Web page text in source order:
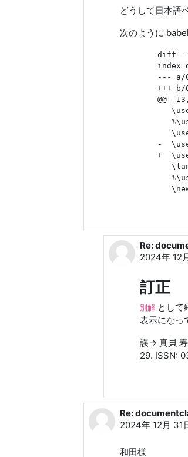
どうして日本語
次のように
diff
index
---
+++
@@ -
-
+
和田 勇 へ
Re:
2024年 12
訂正
別解として
表示になっ
誤→ 真貝 寿
29. ISSN:
和田 勇 への返信
Re:
2024年 12月 31
和田様